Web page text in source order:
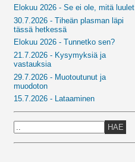
Elokuu 2026 - Se ei ole, mitä luulet
30.7.2026 - Tiheän plasman läpi
tässä hetkessä
Elokuu 2026 - Tunnetko sen?
21.7.2026 - Kysymyksiä ja
vastauksia
29.7.2026 - Muotoutunut ja
muodoton
15.7.2026 - Lataaminen
HAE